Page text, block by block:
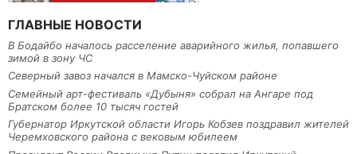
ГЛАВНЫЕ НОВОСТИ
В Бодайбо началось расселение аварийного жилья, попавшего
зимой в зону ЧС
Северный завоз начался в Мамско-Чуйском районе
Семейный арт-фестиваль «Дубыня» собрал на Ангаре под
Братском более 10 тысяч гостей
Губернатор Иркутской области Игорь Кобзев поздравил жителей
Черемховского района с вековым юбилеем